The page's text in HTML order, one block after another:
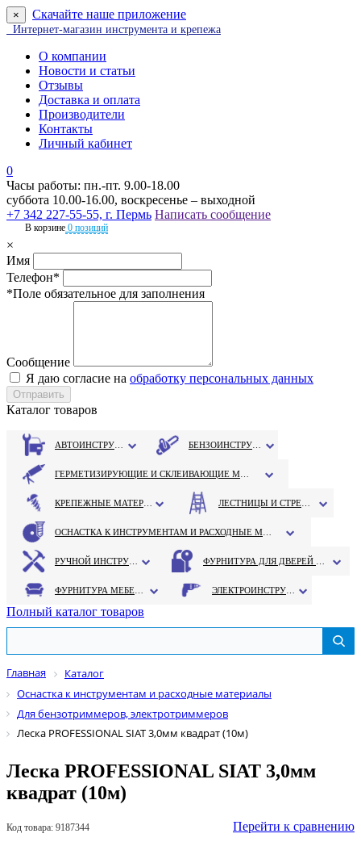
× Скачайте наше приложение
Интернет-магазин инструмента и крепежа
О компании
Новости и статьи
Отзывы
Доставка и оплата
Производители
Контакты
Личный кабинет
0
Часы работы: пн.-пт. 9.00-18.00
суббота 10.00-16.00, воскресенье – выходной
+7 342 227-55-55, г. Пермь Написать сообщение
В корзине 0 позиций
×
Имя
Телефон*
*Поле обязательное для заполнения
Сообщение
Я даю согласие на обработку персональных данных
Каталог товаров
Полный каталог товаров
Главная
Каталог
Оснастка к инструментам и расходные материалы
Для бензотриммеров, электротриммеров
Леска PROFESSIONAL SIAT 3,0мм квадрат (10м)
Леска PROFESSIONAL SIAT 3,0мм
квадрат (10м)
Код товара: 9187344 Перейти к сравнению